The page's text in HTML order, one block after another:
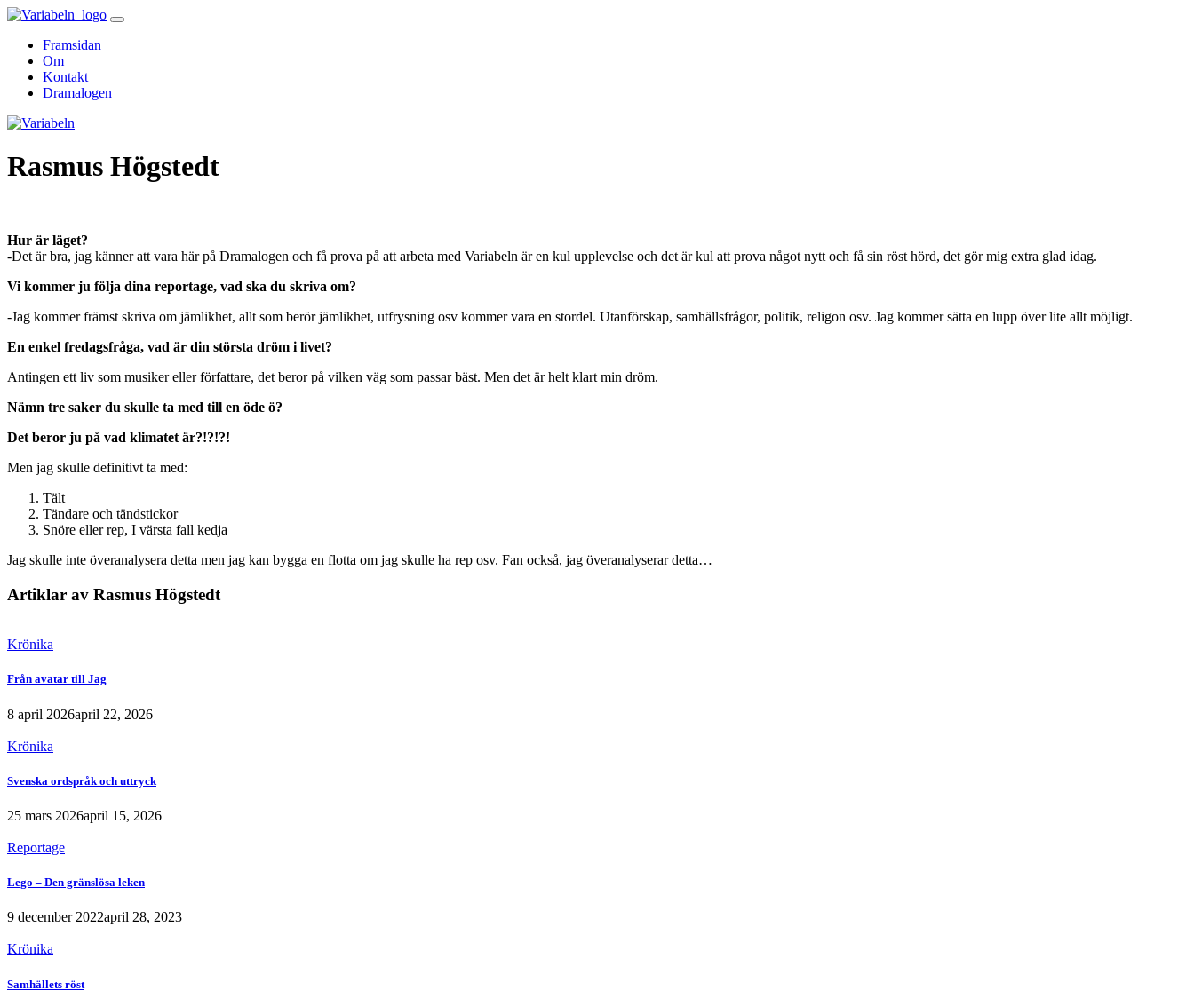
Skip
contentFramsidan
Om
Kontakt
Dramalogen
Rasmus Högstedt
Hur är läget?
-Det är bra, jag känner att vara här på Dramalogen och få prova på att arbeta med Variabeln är en kul upplevelse och det är kul att prova något nytt och få sin röst hörd, det gör mig extra glad idag.
Vi kommer ju följa dina reportage, vad ska du skriva om?
-Jag kommer främst skriva om jämlikhet, allt som berör jämlikhet, utfrysning osv kommer vara en stordel. Utanförskap, samhällsfrågor, politik, religon osv. Jag kommer sätta en lupp över lite allt möjligt.
En enkel fredagsfråga, vad är din största dröm i livet?
Antingen ett liv som musiker eller författare, det beror på vilken väg som passar bäst. Men det är helt klart min dröm.
Nämn tre saker du skulle ta med till en öde ö?
Det beror ju på vad klimatet är?!?!?!
Men jag skulle definitivt ta med:
Tält
Tändare och tändstickor
Snöre eller rep, I värsta fall kedja
Jag skulle inte överanalysera detta men jag kan bygga en flotta om jag skulle ha rep osv. Fan också, jag överanalyserar detta…
Artiklar av Rasmus Högstedt
Krönika
Från avatar till Jag
8 april 2026april 22, 2026
Krönika
Svenska ordspråk och uttryck
25 mars 2026april 15, 2026
Reportage
Lego – Den gränslösa leken
9 december 2022april 28, 2023
Krönika
Samhällets röst